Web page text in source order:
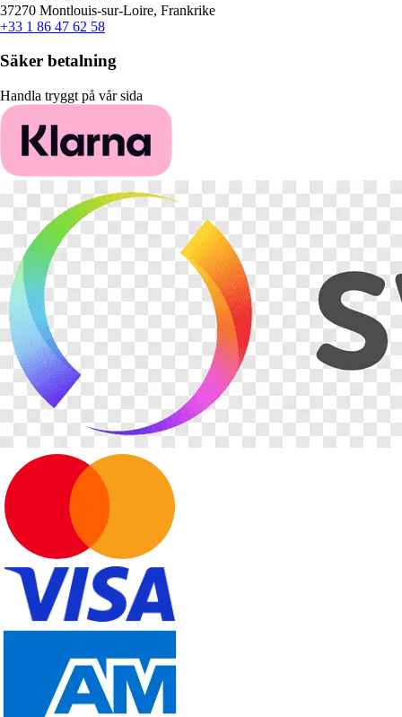
37270 Montlouis-sur-Loire, Frankrike
+33 1 86 47 62 58
Säker betalning
Handla tryggt på vår sida